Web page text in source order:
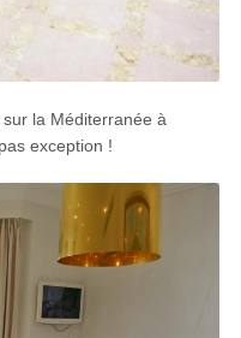
la Méditerranée à
exception !